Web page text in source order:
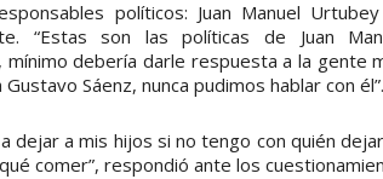
políticos: Juan Manuel
“Estas son las políticas de Juan
debería darle respuesta a la gente
Sáenz, nunca pudimos hablar con él”.
dejar a mis hijos si no tengo con quién
comer”, respondió ante los